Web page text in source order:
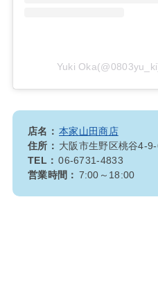
Yuki
店名： 本家山田商店
住所： 大阪市生野区桃谷4-
TEL： 06-6731-4833
営業時間： 7:00～18:00